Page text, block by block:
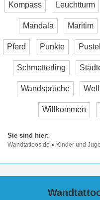
Kompass Leuchtturm
Mandala Maritim
Pferd Punkte
Schmetterling
Wandsprüche
Willkommen
Wandtattoos.de » Kinder und